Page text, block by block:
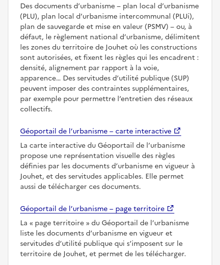
Des documents d’urbanisme – plan local d’urbanisme
(PLU), plan local d’urbanisme intercommunal (PLUi),
plan de sauvegarde et mise en valeur (PSMV) – ou, à
défaut, le règlement national d’urbanisme, délimitent
les zones du territoire de Jouhet où les constructions
sont autorisées, et fixent les règles qui les encadrent :
densité, alignement par rapport à la voie,
apparence… Des servitudes d’utilité publique (SUP)
peuvent imposer des contraintes supplémentaires,
par exemple pour permettre l’entretien des réseaux
collectifs.
Géoportail de l’urbanisme – carte interactive
La carte interactive du Géoportail de l’urbanisme
propose une représentation visuelle des règles
définies par les documents d’urbanisme en vigueur à
Jouhet, et des servitudes applicables. Elle permet
aussi de télécharger ces documents.
Géoportail de l’urbanisme – page territoire
La
page territoire
du Géoportail de l’urbanisme
liste les documents d’urbanisme en vigueur et
servitudes d’utilité publique qui s’imposent sur le
territoire de Jouhet, et permet de les télécharger.